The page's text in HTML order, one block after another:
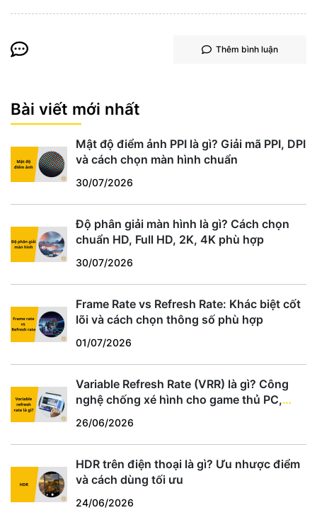
Thêm bình luận
Bài viết mới nhất
Mật độ điểm ảnh PPI là gì? Giải mã PPI, DPI
và cách chọn màn hình chuẩn
30/07/2026
Độ phân giải màn hình là gì? Cách chọn
chuẩn HD, Full HD, 2K, 4K phù hợp
30/07/2026
Frame Rate vs Refresh Rate: Khác biệt cốt
lõi và cách chọn thông số phù hợp
01/07/2026
Variable Refresh Rate (VRR) là gì? Công
nghệ chống xé hình cho game thủ PC,
PS5, Xbox
26/06/2026
HDR trên điện thoại là gì? Ưu nhược điểm
và cách dùng tối ưu
24/06/2026